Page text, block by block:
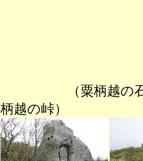
（粟柄越
柄越の峠）